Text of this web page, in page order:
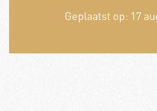
Geplaatst op: 17